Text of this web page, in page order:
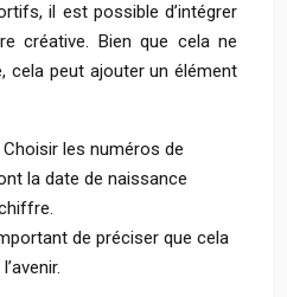
il est possible d’intégrer
créative. Bien que cela ne
cela peut ajouter un élément
Choisir les numéros de
la date de naissance
de préciser que cela